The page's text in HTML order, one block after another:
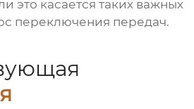
это касается таких важных
переключения передач.